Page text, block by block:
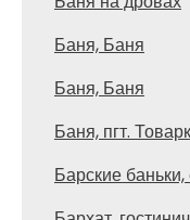
Баня, Баня
Баня, Баня
Баня, пгт.
Барские баньки,